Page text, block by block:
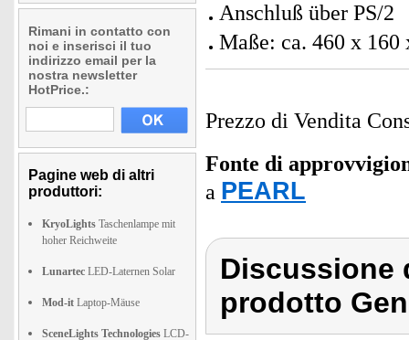
Rimani in contatto con
noi e inserisci il tuo
indirizzo email per la
nostra newsletter
HotPrice.:
Pagine web di altri
produttori:
KryoLights Taschenlampe mit
hoher Reichweite
Lunartec LED-Laternen Solar
Mod-it Laptop-Mäuse
SceneLights Technologies LCD-
Anschluß über PS/2
Maße: ca. 460 x 160
Prezzo di Vendita
Fonte di
a PEARL
Discussione
prodotto